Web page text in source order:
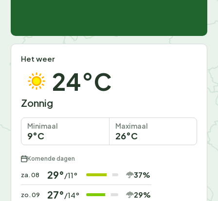
Het weer
24°C
Zonnig
Minimaal
9°C
Maximaal
26°C
Komende dagen
za. 08 29° /11° 37%
zo. 09 27° /14° 29%